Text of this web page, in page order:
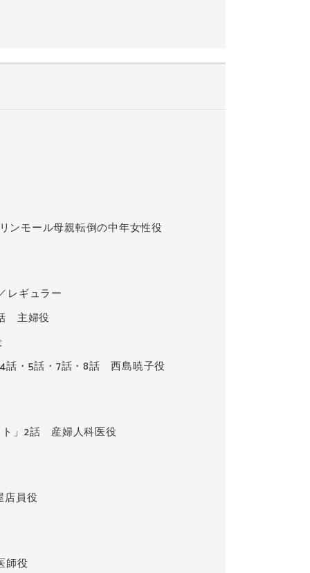
ンモール母親転倒の中年女性役
レギュラー
主婦役
話・5話・7話・8話 西島暁子役
ト」2話 産婦人科医役
店員役
師役